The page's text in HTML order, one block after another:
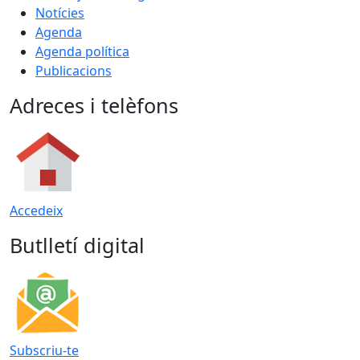
Notícies
Agenda
Agenda política
Publicacions
Adreces i telèfons
Accedeix
Butlletí digital
Subscriu-te